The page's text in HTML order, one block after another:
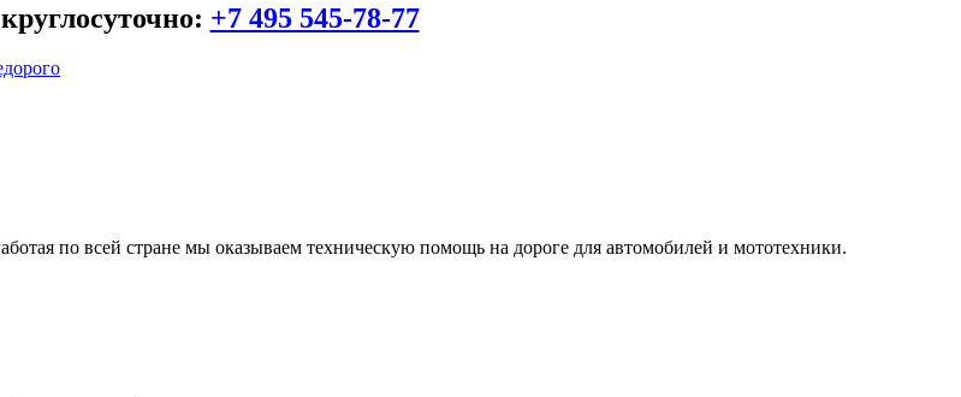
+7 495 545-78-77
по всей стране мы оказываем техническую помощь на дороге для автомобилей и мототехники.